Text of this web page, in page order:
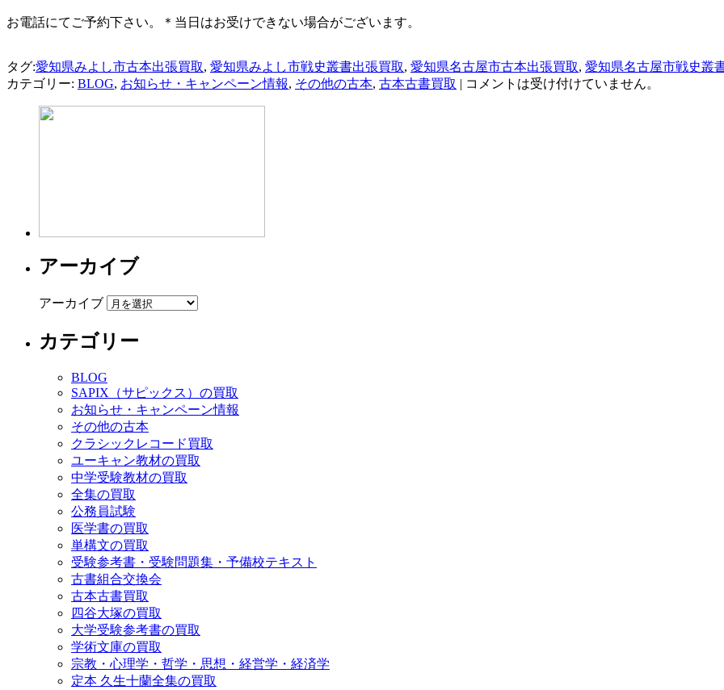
お電話にてご予約下さい。＊当日はお受けできない場合がございます。
タグ:愛知県みよし市古本出張買取, 愛知県みよし市戦史叢書出張買取, 愛知県名古屋市古本出張買取, 愛知県名古屋市戦史叢
カテゴリー: BLOG, お知らせ・キャンペーン情報, その他の古本, 古本古書買取 | コメントは受け付けていません。
アーカイブ
アーカイブ
カテゴリー
BLOG
SAPIX（サピックス）の買取
お知らせ・キャンペーン情報
その他の古本
クラシックレコード買取
ユーキャン教材の買取
中学受験教材の買取
全集の買取
公務員試験
医学書の買取
単構文の買取
受験参考書・受験問題集・予備校テキスト
古書組合交換会
古本古書買取
四谷大塚の買取
大学受験参考書の買取
学術文庫の買取
宗教・心理学・哲学・思想・経営学・経済学
定本 久生十蘭全集の買取